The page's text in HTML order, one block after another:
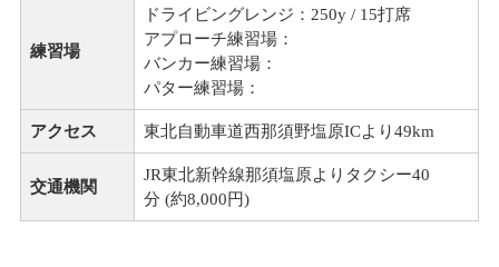
練習場
ドライビングレンジ：250y / 15打席
アプローチ練習場：
バンカー練習場：
パター練習場：
アクセス 東北自動車道西那須野塩原ICより49km
交通機関
JR東北新幹線那須塩原よりタクシー40
分 (約8,000円)